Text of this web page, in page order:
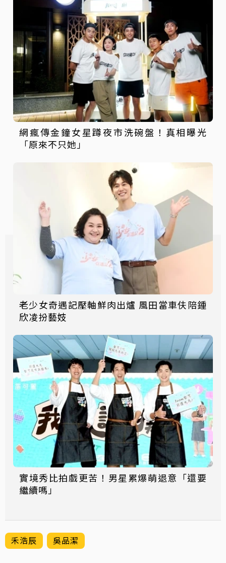
網瘋傳金鐘女星蹲夜市洗碗盤！真相曝光
「原來不只她」
老少女奇遇記壓軸鮮肉出爐 風田當車伕陪鍾
欣凌扮藝妓
實境秀比拍戲更苦！男星累爆萌退意「還要
繼續嗎」
禾浩辰 吳品潔